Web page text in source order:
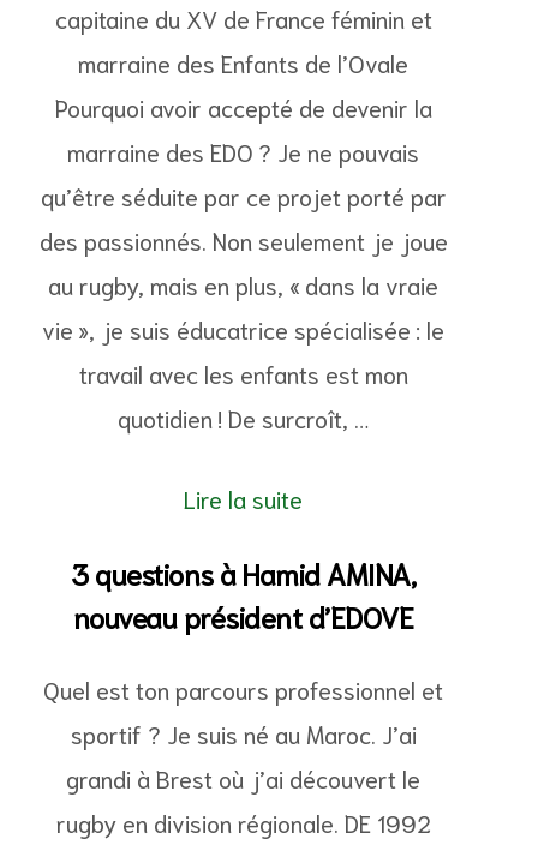
capitaine du XV de France féminin et
marraine des Enfants de l’Ovale
Pourquoi avoir accepté de devenir la
marraine des EDO ? Je ne pouvais
qu’être séduite par ce projet porté par
des passionnés. Non seulement je joue
au rugby, mais en plus, « dans la vraie
vie », je suis éducatrice spécialisée : le
travail avec les enfants est mon
quotidien ! De surcroît, …
Lire la suite
3 questions à Hamid AMINA,
nouveau président d’EDOVE
Quel est ton parcours professionnel et
sportif ? Je suis né au Maroc. J’ai
grandi à Brest où j’ai découvert le
rugby en division régionale. DE 1992